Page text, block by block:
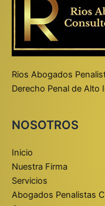
Rios Abogados
Derecho Penal de Alto
NOSOTROS
Inicio
Nuestra Firma
Servicios
Abogados Penalistas